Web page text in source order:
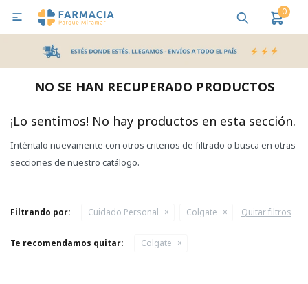
0

NO SE HAN RECUPERADO PRODUCTOS
¡Lo sentimos! No hay productos en esta sección.
Inténtalo nuevamente con otros criterios de filtrado o busca en otras
secciones de nuestro catálogo.
Filtrando por: Cuidado Personal Colgate Quitar filtros
Te recomendamos quitar: Colgate
MI CUENTA
Bebes y Maternidad Salud
Pañales y Toallitas
Lactancia y Nutrición
Higiene y Bienestar